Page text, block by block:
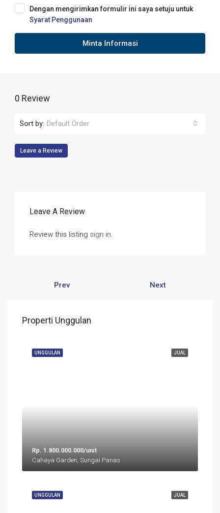
Dengan mengirimkan formulir ini saya setuju untuk
Syarat Penggunaan
Minta Informasi
0 Review
Sort by: Default Order
Leave a Review
Leave A Review
Review this listing sign in.
Prev Next
Properti Unggulan
JUAL
UNGGULAN
Rp. 1.800.000.000/unit
Cahaya Garden, Sungai Panas
JUAL
UNGGULAN